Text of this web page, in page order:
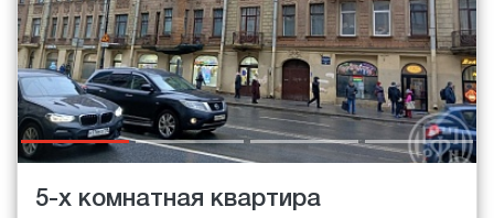
5-х комнатная квартира